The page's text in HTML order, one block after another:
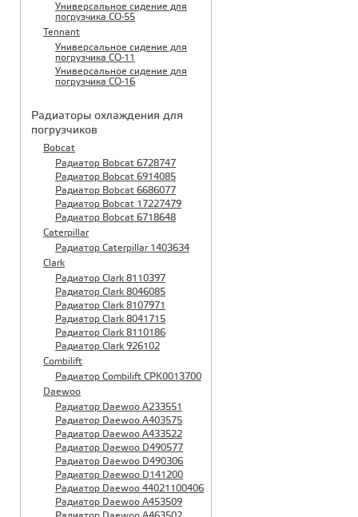
Универсальное сидение для
погрузчика CO-55
Tennant
Универсальное сидение для
погрузчика CO-11
Универсальное сидение для
погрузчика CO-16
Радиаторы охлаждения для
погрузчиков
Bobcat
Радиатор Bobcat 6728747
Радиатор Bobcat 6914085
Радиатор Bobcat 6686077
Радиатор Bobcat 17227479
Радиатор Bobcat 6718648
Caterpillar
Радиатор Caterpillar 1403634
Clark
Радиатор Clark 8110397
Радиатор Clark 8046085
Радиатор Clark 8107971
Радиатор Clark 8041715
Радиатор Clark 8110186
Радиатор Clark 926102
Combilift
Радиатор Combilift CPK0013700
Daewoo
Радиатор Daewoo A233551
Радиатор Daewoo A403575
Радиатор Daewoo A433522
Радиатор Daewoo D490577
Радиатор Daewoo D490306
Радиатор Daewoo D141200
Радиатор Daewoo 44021100406
Радиатор Daewoo A453509